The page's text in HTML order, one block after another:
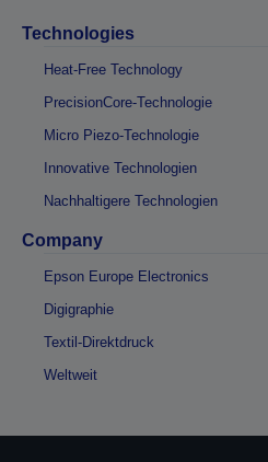
Technologies
Heat-Free Technology
PrecisionCore-Technologie
Micro Piezo-Technologie
Innovative Technologien
Nachhaltigere Technologien
Company
Epson Europe Electronics
Digigraphie
Textil-Direktdruck
Weltweit